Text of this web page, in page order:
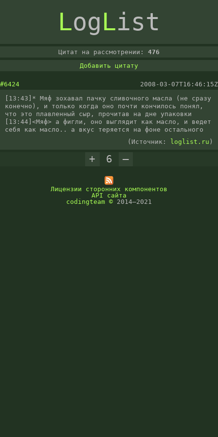
LogList
Цитат на рассмотрении: 476
Добавить цитату
#6424
2008-03-07T16:46:15Z
[13:43]* Мяф зохавал пачку сливочного масла (не сразу
конечно), и только когда оно почти кончилось понял,
что это плавленный сыр, прочитав на дне упаковки
[13:44]<Мяф> а фигли, оно выглядит как масло, и ведет
себя как масло.. а вкус теряется на фоне остального
(Источник:
loglist.ru )
+ 6 –
Лицензии сторонних компонентов
API сайта
codingteam © 2014–2021